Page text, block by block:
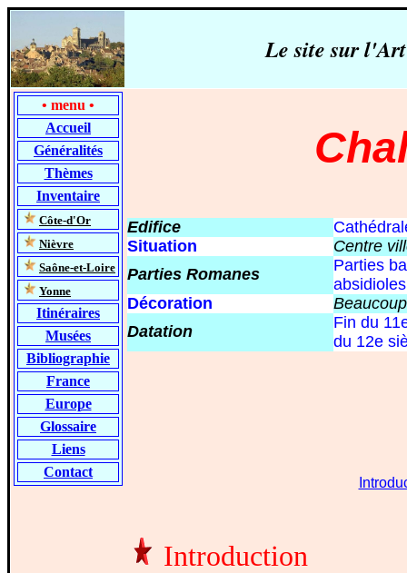
Le site sur
• menu •
Accueil
Généralités
Thèmes
Inventaire
Côte-d'Or
Nièvre
Saône-et-Loire
Yonne
Itinéraires
Musées
Bibliographie
France
Europe
Glossaire
Liens
Contact
Edifice
Situation
Centre
Parties Romanes
Parties
absidioles
Décoration
Datation
Fin du
du 12e
Introduction